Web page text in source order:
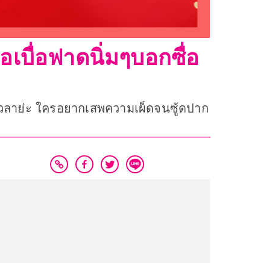
เบื่อฟาดนิ่มๆบอกซื่อ
าย่ะ ใครอยากเสพความเผ็ดจนซู้ดปาก